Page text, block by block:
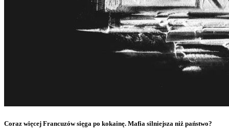
Coraz więcej Francuzów sięga po kokainę. Mafia silniejsza niż państwo?